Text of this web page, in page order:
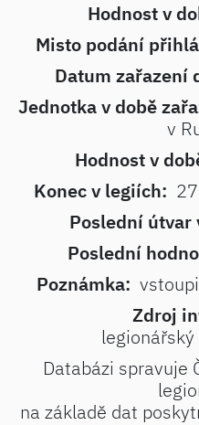
Hodnost v
Misto podání
Datum zařazení
Jednotka v době
v
Hodnost v
Konec v legiích:
Poslední útvar
Poslední
Poznámka:
Zdroj
Databázi spravuje
na základě dat